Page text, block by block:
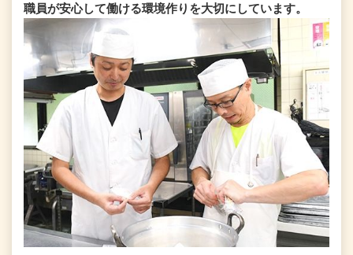
職員が安心して働ける環境作りを大切にしています。